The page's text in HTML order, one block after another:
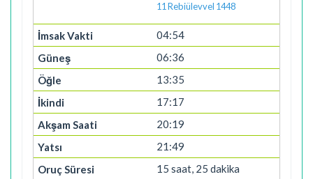
11 Rebiülevvel 1448
04:54
06:36
13:35
17:17
20:19
21:49
15 saat, 25 dakika